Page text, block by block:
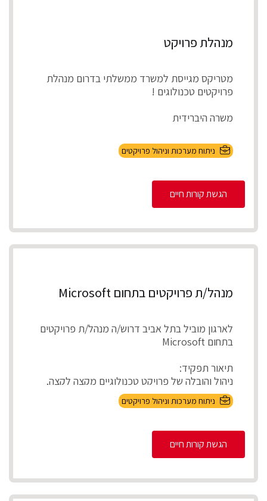
מנהלת פרויקט
מטריקס מגייסת למשרד ממשלתי בדרום מנהלת
פרויקטים טכנולוגים !
משרה היברידית
תיאור התפקיד
והטמע...
ניתוח מערכות וניהול פרויקטים
הגשת קורות חיים
מנהל/ת פרויקטים בתחום Microsoft
לארגון מוביל בתל אביב דרוש/ה מנהל/ת פרויקטים
בתחום Microsoft
תיאור תפקיד:
ניהול והובלה של פרויקט טכנולוגיים מקצה לקצה,
אפיון דרישות בהתא...
ניתוח מערכות וניהול פרויקטים
הגשת קורות חיים